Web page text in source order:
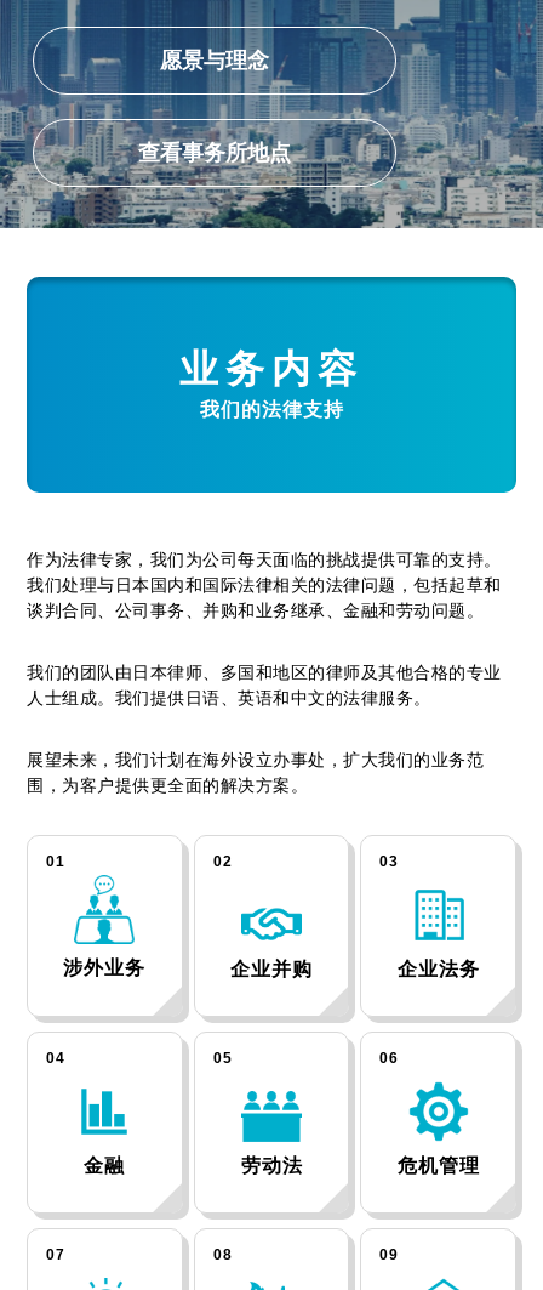
愿景与理念
查看事务所地点
业务内容
我们的法律支持
作为法律专家，我们为公司每天面临的挑战提供可靠的支持。
我们处理与日本国内和国际法律相关的法律问题，包括起草和
谈判合同、公司事务、并购和业务继承、金融和劳动问题。
我们的团队由日本律师、多国和地区的律师及其他合格的专业
人士组成。我们提供日语、英语和中文的法律服务。
展望未来，我们计划在海外设立办事处，扩大我们的业务范
围，为客户提供更全面的解决方案。
01
涉外业务
02
企业并购
03
企业法务
04
金融
05
劳动法
06
危机管理
07 08 09